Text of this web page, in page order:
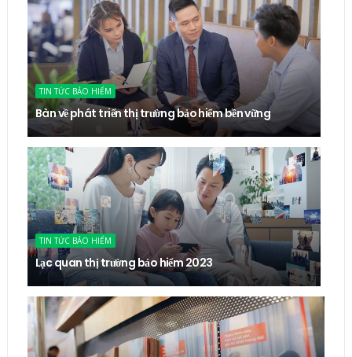
TIN TỨC BẢO HIỂM
Bàn về phát triển thị trường bảo hiểm bền vững
TIN TỨC BẢO HIỂM
Lạc quan thị trường bảo hiểm 2023